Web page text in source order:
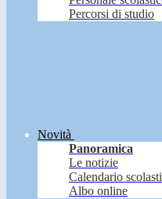
Percorsi di studio
Novità
Panoramica
Le notizie
Calendario
Albo online